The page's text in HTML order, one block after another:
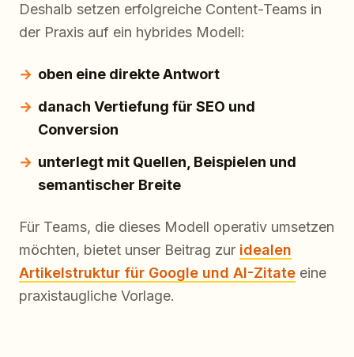
Deshalb setzen erfolgreiche Content-Teams in
der Praxis auf ein hybrides Modell:
oben eine direkte Antwort
danach Vertiefung für SEO und
Conversion
unterlegt mit Quellen, Beispielen und
semantischer Breite
Für Teams, die dieses Modell operativ umsetzen
möchten, bietet unser Beitrag zur idealen
Artikelstruktur für Google und AI-Zitate eine
praxistaugliche Vorlage.